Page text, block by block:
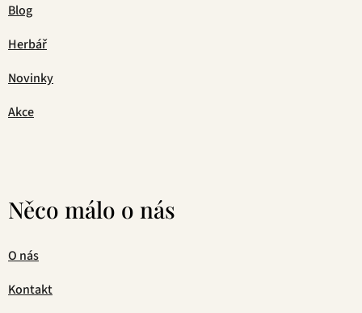
Blog
Herbář
Novinky
Akce
Něco málo o nás
O nás
Kontakt